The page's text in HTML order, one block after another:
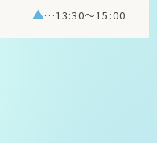
…13:30～15:00